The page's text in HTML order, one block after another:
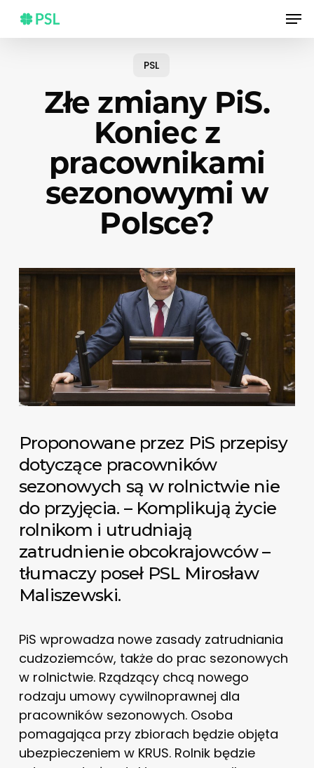
main
PSL
Złe zmiany PiS.
Koniec z
pracownikami
sezonowymi w
Polsce?
Proponowane przez PiS przepisy
dotyczące pracowników
sezonowych są w rolnictwie nie
do przyjęcia. – Komplikują życie
rolnikom i utrudniają
zatrudnienie obcokrajowców –
tłumaczy poseł PSL Mirosław
Maliszewski.
PiS wprowadza nowe zasady zatrudniania
cudzoziemców, także do prac sezonowych
w rolnictwie. Rządzący chcą nowego
rodzaju umowy cywilnoprawnej dla
pracowników sezonowych. Osoba
pomagająca przy zbiorach będzie objęta
ubezpieczeniem w KRUS. Rolnik będzie